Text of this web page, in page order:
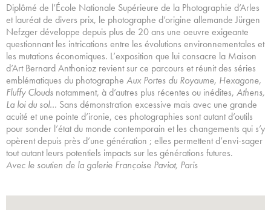
Diplômé de l’École Nationale Supérieure de la Photographie d’Arles
et lauréat de divers prix, le photographe d’origine allemande Jürgen
Nefzger développe depuis plus de 20 ans une oeuvre exigeante
questionnant les intrications entre les évolutions environnementales et
les mutations économiques. L’exposition que lui consacre la Maison
d’Art Bernard Anthonioz revi­ent sur ce parcours et réunit des séries
embléma­tiques du photographe Aux Portes du Royaume, Hexagone,
Fluffy Clouds notamment, à d’autres plus récentes ou inédites, Athens,
La loi du sol… Sans démonstration excessive mais avec une grande
acuité et une pointe d’ironie, ces photog­raphies sont autant d’outils
pour sonder l’état du monde contemporain et les changements qui s’y
opèrent depuis près d’une génération ; elles per­mettent d’envi-sager
tout autant leurs potentiels impacts sur les générations futures.
Avec le soutien de la galerie Françoise Paviot, Paris